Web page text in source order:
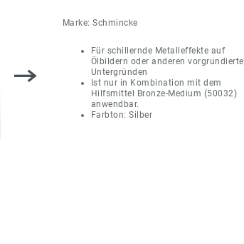
Marke:Schmincke
Für schillernde Metalleffekte auf
Ölbildern oder anderen
Untergründen
Ist nur in Kombination mit dem
Hilfsmittel Bronze-Medium (50032)
anwendbar.
Farbton: Silber